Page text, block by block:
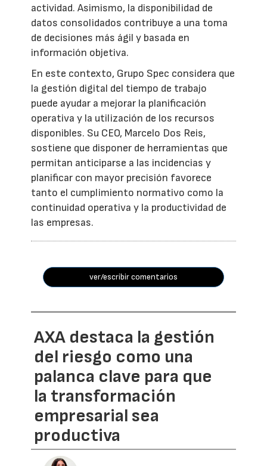
actividad. Asimismo, la disponibilidad de
datos consolidados contribuye a una toma
de decisiones más ágil y basada en
información objetiva.
En este contexto, Grupo Spec considera que
la gestión digital del tiempo de trabajo
puede ayudar a mejorar la planificación
operativa y la utilización de los recursos
disponibles. Su CEO, Marcelo Dos Reis,
sostiene que disponer de herramientas que
permitan anticiparse a las incidencias y
planificar con mayor precisión favorece
tanto el cumplimiento normativo como la
continuidad operativa y la productividad de
las empresas.
ver/escribir comentarios
AXA destaca la gestión
del riesgo como una
palanca clave para que
la transformación
empresarial sea
productiva